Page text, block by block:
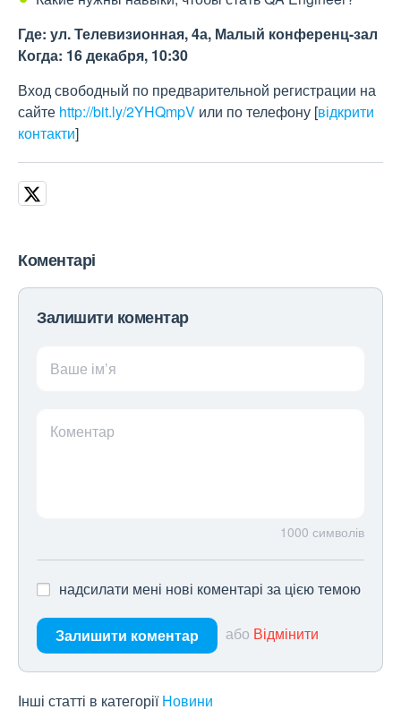
Где: ул. Телевизионная, 4а, Малый конференц-зал
Когда: 16 декабря, 10:30
Вход свободный по предварительной регистрации на
сайте http://bit.ly/2YHQmpV или по телефону [відкрити
контакти]
Коментарі
Залишити коментар
Ваше ім’я
Коментар
1000 символів
надсилати мені нові коментарі за цією темою
Залишити коментар або Відмінити
Інші статті в категорії Новини